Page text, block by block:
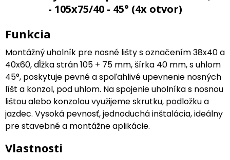
- 105x75/40 - 45° (4x otvor)
Funkcia
Montážný uholník pre nosné lišty s označením 38x40 a
40x60, dĺžka strán 105 + 75 mm, šírka 40 mm, s uhlom
45°, poskytuje pevné a spoľahlivé upevnenie nosných
líšt a konzol, pod uhlom. Na spojenie uholníka s nosnou
lištou alebo konzolou využijeme skrutku, podložku a
jazdec. Vysoká pevnosť, jednoduchá inštalácia, ideálny
pre stavebné a montážne aplikácie.
Vlastnosti